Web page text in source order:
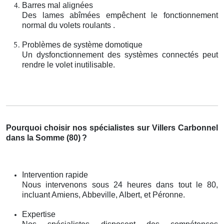
Barres mal alignées
Des lames abîmées empêchent le fonctionnement
normal du volets roulants .
Problèmes de système domotique
Un dysfonctionnement des systèmes connectés peut
rendre le volet inutilisable.
Pourquoi choisir nos spécialistes sur Villers Carbonnel
dans la Somme (80) ?
Intervention rapide
Nous intervenons sous 24 heures dans tout le 80,
incluant Amiens, Abbeville, Albert, et Péronne.
Expertise